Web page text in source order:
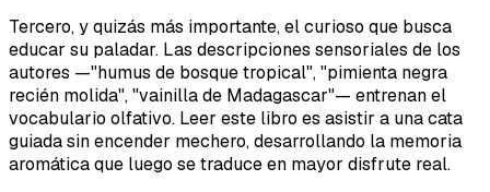
Tercero, y quizás más importante, el curioso que busca
educar su paladar. Las descripciones sensoriales de los
autores —"humus de bosque tropical", "pimienta negra
recién molida", "vainilla de Madagascar"— entrenan el
vocabulario olfativo. Leer este libro es asistir a una cata
guiada sin encender mechero, desarrollando la memoria
aromática que luego se traduce en mayor disfrute real.